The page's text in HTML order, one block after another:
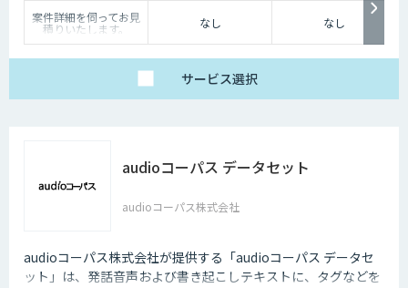
案件詳細を伺ってお見
積りいたします。 なし なし
サービス選択
audioコーパス データセット
audioコーパス株式会社
audioコーパス株式会社が提供する「audioコーパス データセ
ット」は、発話音声および書き起こしテキストに、タグなどを